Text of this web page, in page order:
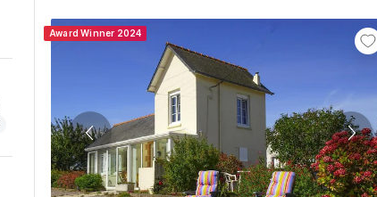
Award Winner 2024